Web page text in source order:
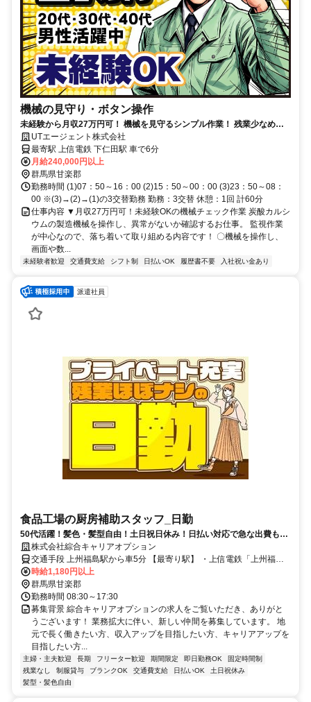
機械の見守り・ボタン操作
未経験から月収27万円可！ 機械を見守るシンプル作業！ 残業少なめ＆
食堂完備で働きやすい！
UTエージェント株式会社
最寄駅 上信電鉄 下仁田駅 車で6分
月給240,000円以上
群馬県甘楽郡
勤務時間 (1)07：50～16：00 (2)15：50～00：00 (3)23：50～08：
00 ※(3)→(2)→(1)の3交替勤務 勤務：3交替 休憩：1回 計60分
仕事内容 ▼月収27万円可！未経験OKの機械チェック作業 炭酸カルシ
ウムの製造機械を操作し、異常がないか確認するお仕事。 監視作業
が中心なので、落ち着いて取り組める内容です！ 〇機械を操作し、
画面や数...
未経験者歓迎 交通費支給 シフト制 日払いOK 履歴書不要 入社祝い金あり
派遣社員
食品工場の厨房補助スタッフ_日勤
50代活躍！髪色・髪型自由！土日祝日休み！日払い対応で急な出費も安
心！残業ほぼなしでプライベート重視の勤務が可能
株式会社綜合キャリアオプション
交通手段 上州福島駅から車5分 【最寄り駅】 ・上信電鉄「上州福島
駅」
時給1,180円以上
群馬県甘楽郡
勤務時間 08:30～17:30
募集背景 綜合キャリアオプションの求人をご覧いただき、ありがと
うございます！ 業務拡大に伴い、新しい仲間を募集しています。 地
元で長く働きたい方、収入アップを目指したい方、キャリアアップを
目指したい方...
主婦・主夫歓迎 長期 フリーター歓迎 期間限定 即日勤務OK
固定時間制
残業なし
制服貸与 ブランクOK 交通費支給 日払いOK
土日祝休み
髪型・髪色自由